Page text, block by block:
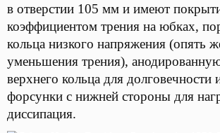
в отверстии 105 мм и имеют
коэффициентом трения на юбках,
кольца низкого напряжения (опять
уменьшения трения),
верхнего кольца для долговечности
форсунки с нижней стороны для
диссипация.